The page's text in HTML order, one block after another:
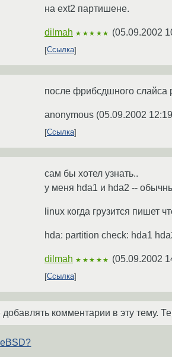
на ext2 партишене.
dilmah ★★★★★ (05.09.2002
Ссылка
после фрибсдшного слайса
anonymous (05.09.2002
Ссылка
сам бы хотел узнать..
у меня hda1 и hda2 --
linux когда грузится пишет
hda: partition check: hda1
dilmah ★★★★★ (05.09.2002
Ссылка
комментарии в эту тему.